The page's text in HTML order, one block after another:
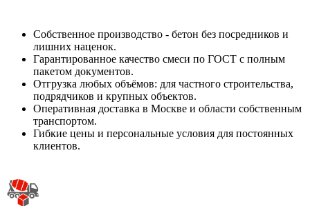
Собственное производство - бетон без посредников и
лишних наценок.
Гарантированное качество смеси по ГОСТ с полным
пакетом документов.
Отгрузка любых объёмов: для частного строительства,
подрядчиков и крупных объектов.
Оперативная доставка в Москве и области собственным
транспортом.
Гибкие цены и персональные условия для постоянных
клиентов.